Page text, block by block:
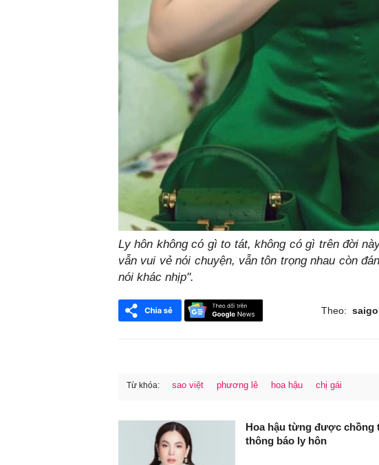
Ly hôn không có gì to tát, không có gì trên đời
vẫn vui vẻ nói chuyện, vẫn tôn trọng nhau còn
nói khác nhịp".
Theo:
Từ khóa: sao việt phương lê hoa hậu chị gái
Hoa hậu từng được chồng
thông báo ly hôn